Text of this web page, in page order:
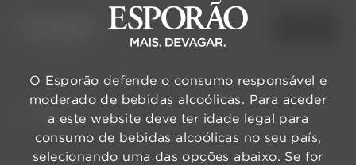
VOLTAR
O Esporão defende o consumo responsável e
moderado de bebidas alcoólicas. Para aceder
a este website deve ter idade legal para
consumo de bebidas alcoólicas no seu país,
selecionando uma das opções abaixo. Se for